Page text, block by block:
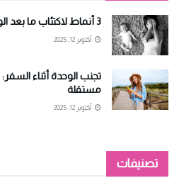
3 أنماط لاكتئاب ما بعد الولادة .. تعرفي عليها
أكتوبر 12, 2025
مستقلة
أكتوبر 12, 2025
تصنيفات